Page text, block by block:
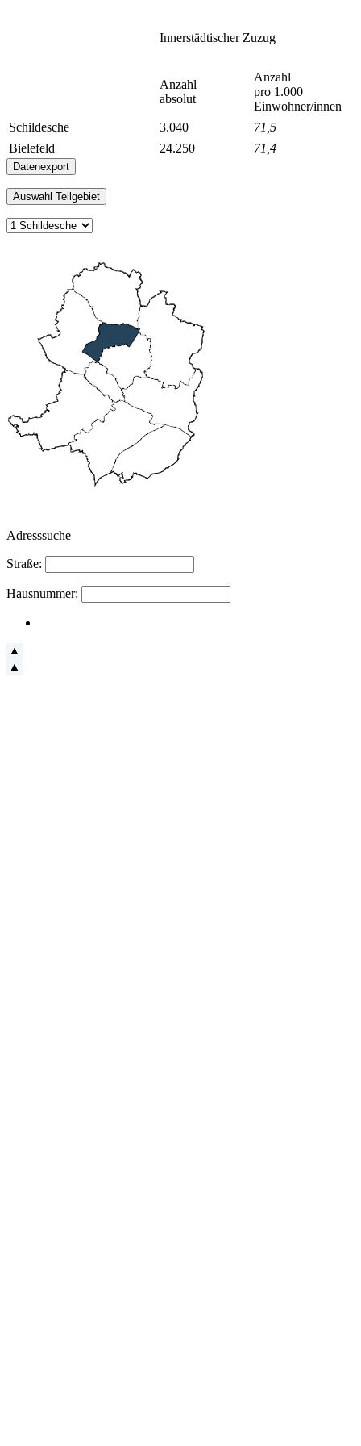
Innerstädtischer Zuzug
Anzahl
absolut
Anzahl
pro 1.000
Einwohner/innen
Schildesche
3.040
71,5
Bielefeld
24.250 71,4
Adresssuche
Straße:
Hausnummer: